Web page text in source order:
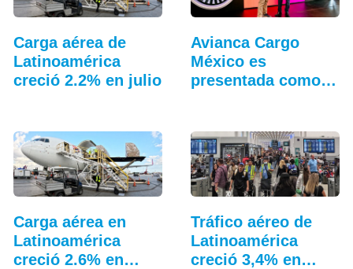
Carga aérea de
Latinoamérica
creció 2.2% en julio
Avianca Cargo
México es
presentada como
Carga aérea en
Latinoamérica
creció 2.6% en
Tráfico aéreo de
Latinoamérica
creció 3,4% en